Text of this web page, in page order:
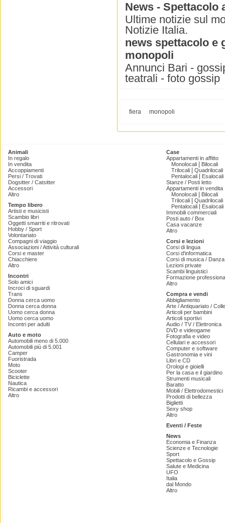
News - Spettacolo
Ultime notizie sul
Notizie Italia.
news spettacolo e
monopoli
Annunci Bari -
teatrali - foto gossip
fiera monopoli
Animali
In regalo
In vendita
Accoppiamenti
Persi / Trovati
Dogsitter / Catsitter
Accessori
Altro
Tempo libero
Artisti e musicisti
Scambio libri
Oggetti smarriti e ritrovati
Hobby / Sport
Volontariato
Compagni di viaggio
Associazioni / Attività culturali
Corsi e master
Chiacchiere
Altro
Incontri
Solo amici
Incroci di sguardi
Trans
Donna cerca uomo
Donna cerca donna
Uomo cerca donna
Uomo cerca uomo
Incontri per adulti
Auto e moto
Automobili meno di 5.000
Automobili più di 5.001
Camper
Fuoristrada
Moto
Scooter
Biciclette
Nautica
Ricambi e accessori
Altro
Case
Appartamenti in affitto
Monolocali
Bilocali
Trilocali
Quadrilocali
Pentalocali
Esalocali
Stanze / Posti letto
Appartamenti in vendita
Monolocali
Bilocali
Trilocali
Quadrilocali
Pentalocali
Esalocali
Immobili commerciali
Posti auto / Box
Casa vacanze
Altro
Corsi e lezioni
Corsi di lingua
Corsi d'informatica
Corsi di musica /
Lezioni private
Scambi linguistici
Formazione
Altro
Compra e vendi
Abbigliamento
Arte / Antiquariato /
Articoli per bambini
Articoli sportivi
Audio / TV / Elettronica
DVD e videogame
Fotografia e video
Cellulari e accessori
Computer e software
Gastronomia e vini
Libri e CD
Orologi e gioielli
Per la casa e il giardino
Strumenti musicali
Baratto
Mobili / Elettrodomestici
Prodotti di bellezza
Biglietti
Sexy shop
Altro
Eventi / Feste
News
Economia e Finanza
Scienze e Tecnologie
Sport
Spettacolo e Gossip
Salute e Medicina
UFO
Italia
dal Mondo
Altro